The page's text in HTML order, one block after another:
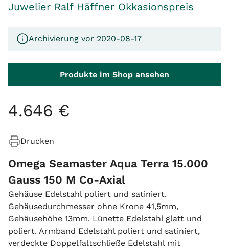
Juwelier Ralf Häffner Okkasionspreis
Archivierung vor 2020-08-17
Produkte im Shop ansehen
4.646 €
Drucken
Omega Seamaster Aqua Terra 15.000
Gauss 150 M Co-Axial
Gehäuse Edelstahl poliert und satiniert.
Gehäusedurchmesser ohne Krone 41,5mm,
Gehäusehöhe 13mm. Lünette Edelstahl glatt und
poliert. Armband Edelstahl poliert und satiniert,
verdeckte Doppelfaltschließe Edelstahl mit